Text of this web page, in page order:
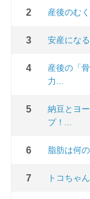
産後のむ
安産にな
産後の「
力...
納豆とヨ
プ！...
脂肪は何
トコちゃ